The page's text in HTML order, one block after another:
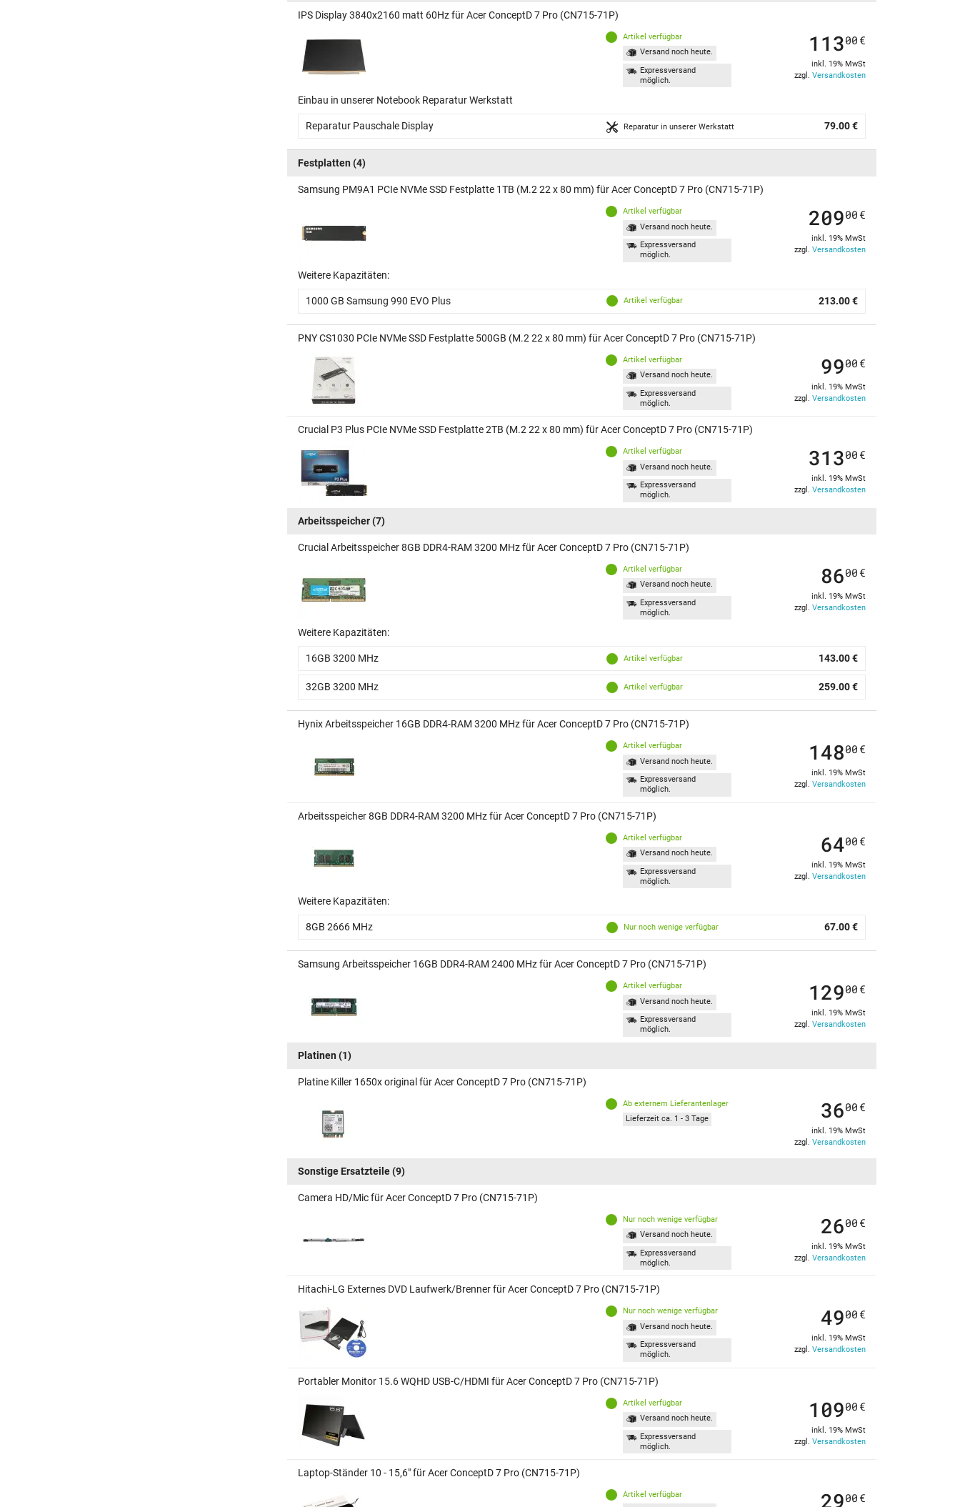
IPS Display 3840x2160 matt 60Hz für Acer ConceptD 7 Pro (CN715-71P)
Artikel verfügbar
Versand noch heute.
Expressversand
möglich.
11300 €
inkl. 19% MwSt
zzgl. Versandkosten
Einbau in unserer Notebook Reparatur Werkstatt
Reparatur Pauschale Display Reparatur in unserer Werkstatt 79.00 €
Festplatten (4)
Samsung PM9A1 PCIe NVMe SSD Festplatte 1TB (M.2 22 x 80 mm) für Acer ConceptD 7 Pro (CN715-71P)
Artikel verfügbar
Versand noch heute.
Expressversand
möglich.
20900 €
inkl. 19% MwSt
zzgl. Versandkosten
Weitere Kapazitäten:
1000 GB Samsung 990 EVO Plus Artikel verfügbar 213.00 €
PNY CS1030 PCIe NVMe SSD Festplatte 500GB (M.2 22 x 80 mm) für Acer ConceptD 7 Pro (CN715-71P)
Artikel verfügbar
Versand noch heute.
Expressversand
möglich.
9900 €
inkl. 19% MwSt
zzgl. Versandkosten
Crucial P3 Plus PCIe NVMe SSD Festplatte 2TB (M.2 22 x 80 mm) für Acer ConceptD 7 Pro (CN715-71P)
Artikel verfügbar
Versand noch heute.
Expressversand
möglich.
31300 €
inkl. 19% MwSt
zzgl. Versandkosten
Arbeitsspeicher(7)
Crucial Arbeitsspeicher 8GB DDR4-RAM 3200 MHz für Acer ConceptD 7 Pro (CN715-71P)
Artikel verfügbar
Versand noch heute.
Expressversand
möglich.
8600 €
inkl. 19% MwSt
zzgl. Versandkosten
Weitere Kapazitäten:
16GB 3200 MHz Artikel verfügbar 143.00 €
32GB 3200 MHz Artikel verfügbar 259.00 €
Hynix Arbeitsspeicher 16GB DDR4-RAM 3200 MHz für Acer ConceptD 7 Pro (CN715-71P)
Artikel verfügbar
Versand noch heute.
Expressversand
möglich.
14800 €
inkl. 19% MwSt
zzgl. Versandkosten
Arbeitsspeicher 8GB DDR4-RAM 3200 MHz für Acer ConceptD 7 Pro (CN715-71P)
Artikel verfügbar
Versand noch heute.
Expressversand
möglich.
6400 €
inkl. 19% MwSt
zzgl. Versandkosten
Weitere Kapazitäten:
8GB 2666 MHz Nur noch wenige verfügbar 67.00 €
Samsung Arbeitsspeicher 16GB DDR4-RAM 2400 MHz für Acer ConceptD 7 Pro (CN715-71P)
Artikel verfügbar
Versand noch heute.
Expressversand
möglich.
12900 €
inkl. 19% MwSt
zzgl. Versandkosten
Platinen (1)
Platine Killer 1650x original für Acer ConceptD 7 Pro (CN715-71P)
Ab externem Lieferantenlager
Lieferzeit ca. 1 - 3 Tage
3600 €
inkl. 19% MwSt
zzgl. Versandkosten
Sonstige Ersatzteile(9)
Camera HD/Mic für Acer ConceptD 7 Pro (CN715-71P)
Nur noch wenige verfügbar
Versand noch heute.
Expressversand
möglich.
2600 €
inkl. 19% MwSt
zzgl. Versandkosten
Hitachi-LG Externes DVD Laufwerk/Brenner für Acer ConceptD 7 Pro (CN715-71P)
Nur noch wenige verfügbar
Versand noch heute.
Expressversand
möglich.
4900 €
inkl. 19% MwSt
zzgl. Versandkosten
Portabler Monitor 15.6 WQHD USB-C/HDMI für Acer ConceptD 7 Pro (CN715-71P)
Artikel verfügbar
Versand noch heute.
Expressversand
möglich.
10900 €
inkl. 19% MwSt
zzgl. Versandkosten
Laptop-Ständer 10 - 15,6" für Acer ConceptD 7 Pro (CN715-71P)
Artikel verfügbar
2900 €